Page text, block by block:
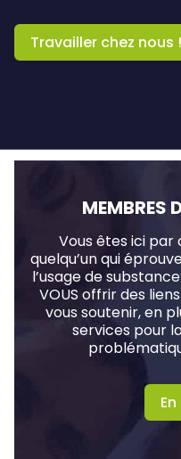
Travailler chez nous !
MEMBRES
Vous êtes ici par
quelqu’un qui
l’usage de
VOUS offrir des
vous soutenir, en
services pour